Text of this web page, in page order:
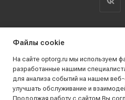
2019 - 2026 © АО КПК
Все права
Файлы cookie
На сайте optorg.ru мы используем
разработанные нашими
для анализа событий на нашем
улучшать обслуживание и
Продолжая работу с сайтом Вы